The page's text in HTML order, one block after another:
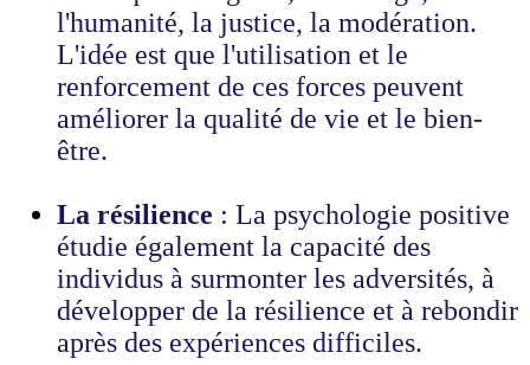
l'humanité, la justice, la modération.
L'idée est que l'utilisation et le
renforcement de ces forces peuvent
améliorer la qualité de vie et le bien-
être.
La résilience : La psychologie positive
étudie également la capacité des
individus à surmonter les adversités, à
développer de la résilience et à rebondir
après des expériences difficiles.